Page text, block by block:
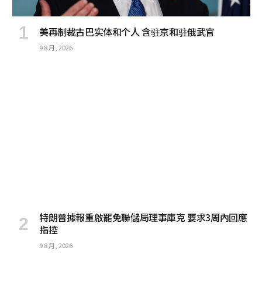
美再制裁古巴实体和个人 含驻京和驻俄武官
9 8 月, 2026
特朗普據報重啟罷免聯儲局理事庫克 要求3周內回應
指控
9 8 月, 2026